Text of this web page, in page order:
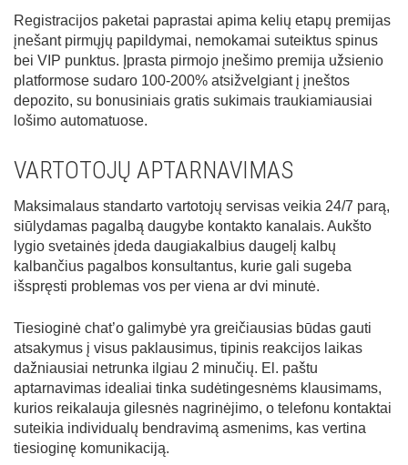
Registracijos paketai paprastai apima kelių etapų premijas
įnešant pirmųjų papildymai, nemokamai suteiktus spinus
bei VIP punktus. Įprasta pirmojo įnešimo premija užsienio
platformose sudaro 100-200% atsižvelgiant į įneštos
depozito, su bonusiniais gratis sukimais traukiamiausiai
lošimo automatuose.
VARTOTOJŲ APTARNAVIMAS
Maksimalaus standarto vartotojų servisas veikia 24/7 parą,
siūlydamas pagalbą daugybe kontakto kanalais. Aukšto
lygio svetainės įdeda daugiakalbius daugelį kalbų
kalbančius pagalbos konsultantus, kurie gali sugeba
išspręsti problemas vos per viena ar dvi minutė.
Tiesioginė chat’o galimybė yra greičiausias būdas gauti
atsakymus į visus paklausimus, tipinis reakcijos laikas
dažniausiai netrunka ilgiau 2 minučių. El. paštu
aptarnavimas idealiai tinka sudėtingesnėms klausimams,
kurios reikalauja gilesnės nagrinėjimo, o telefonu kontaktai
suteikia individualų bendravimą asmenims, kas vertina
tiesioginę komunikaciją.